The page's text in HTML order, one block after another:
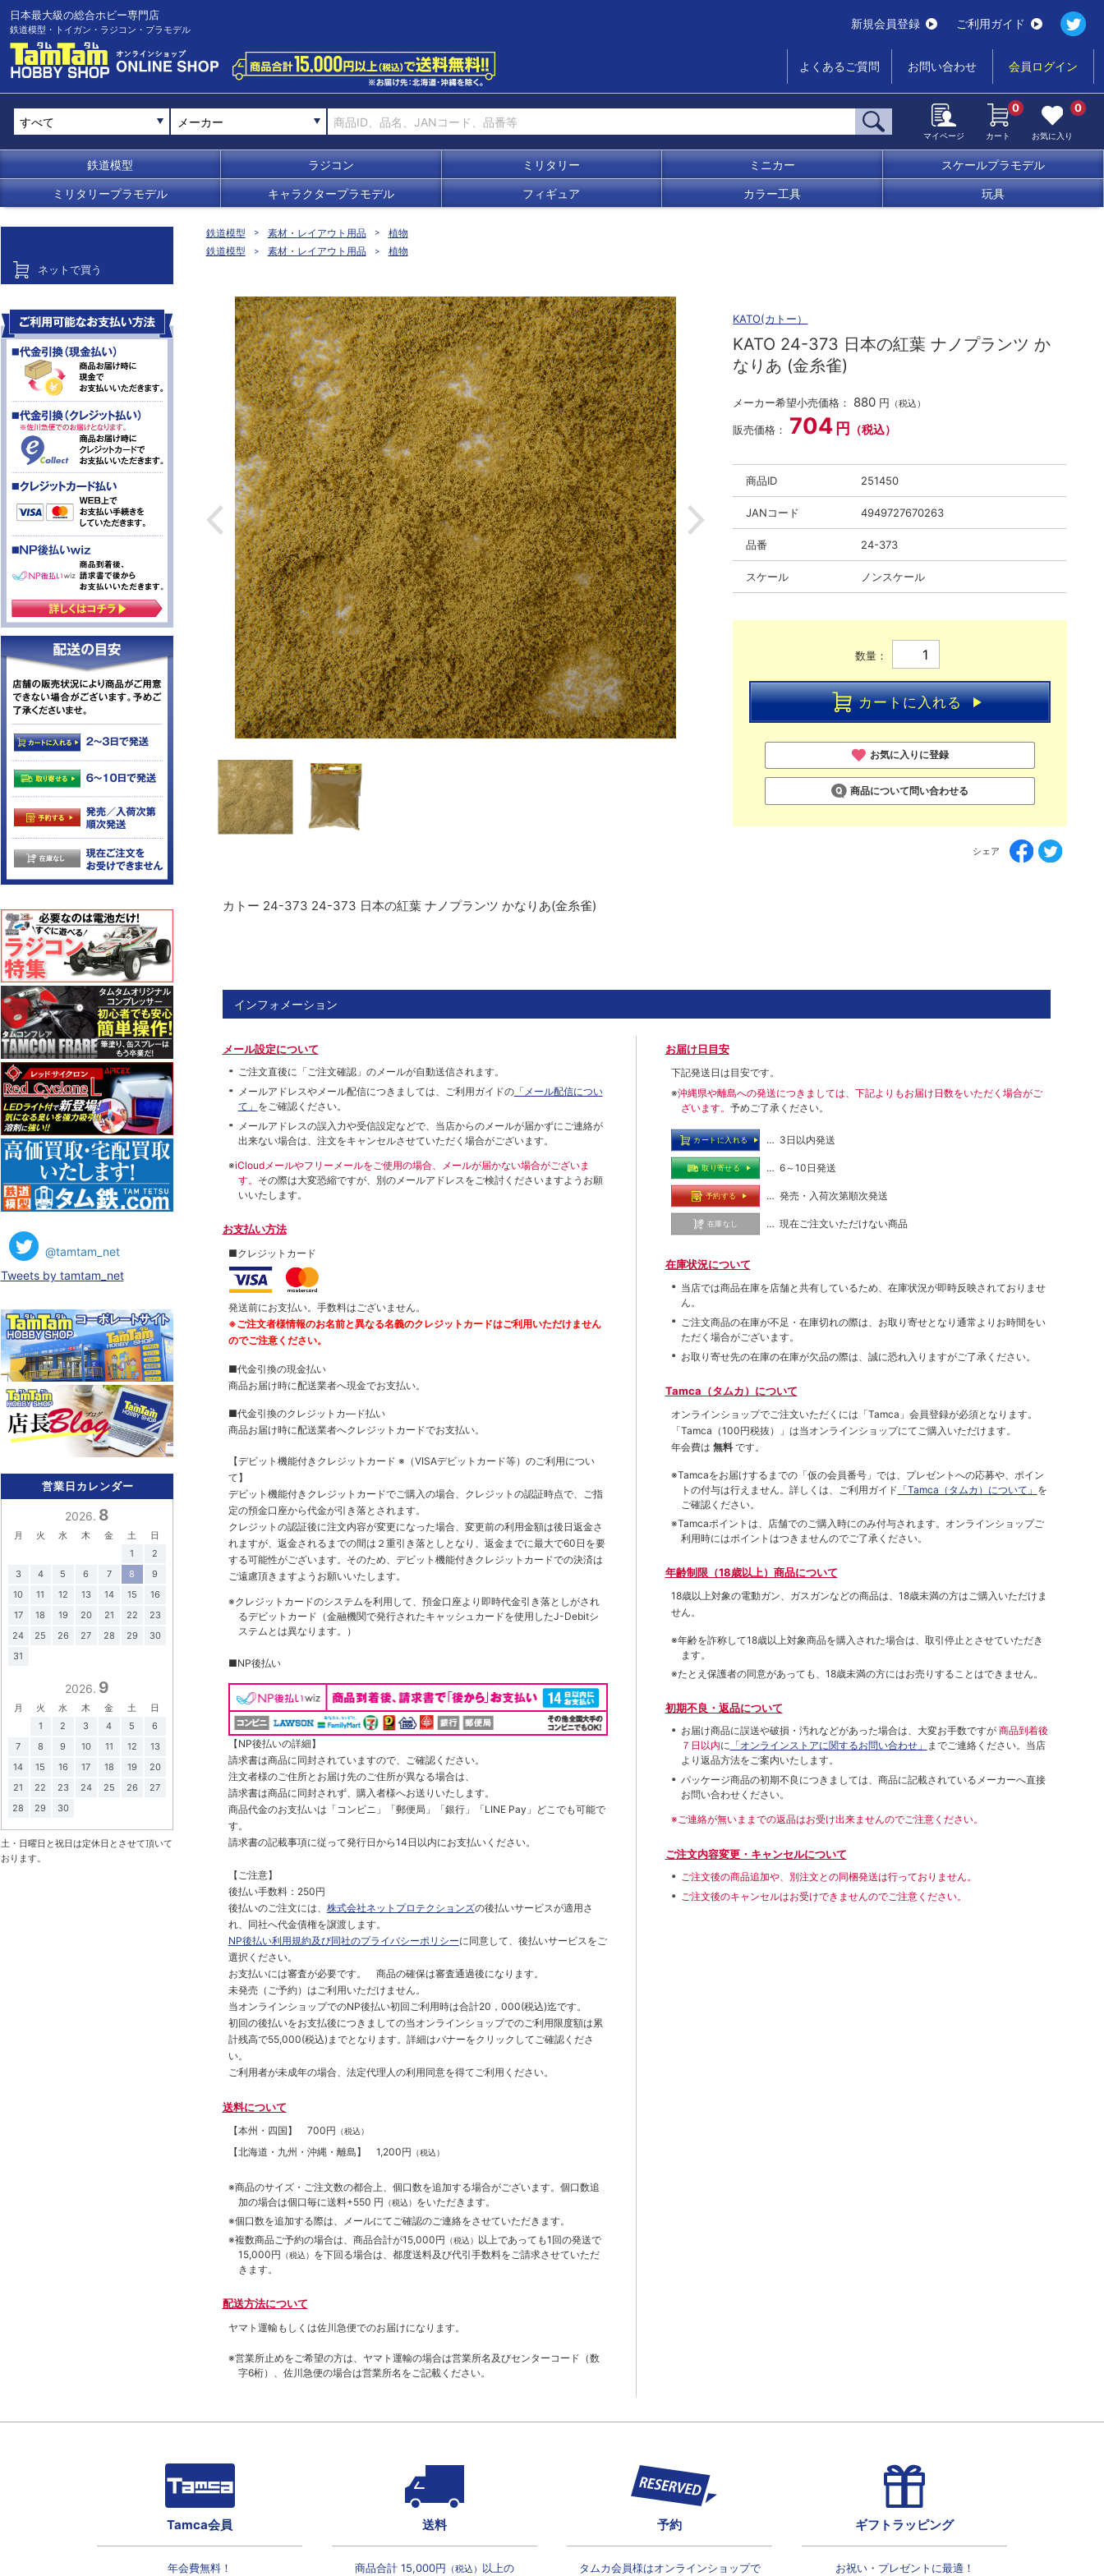
日本最大級の総合ホビー専門店
鉄道模型・トイガン・ラジコン・プラモデル 新規会員登録 ご利用ガイド
よくあるご質問 お問い合わせ 会員ログイン
メーカー
マイページ カート
0
お気に入り
0
鉄道模型 ラジコン ミリタリー ミニカー スケールプラモデル
ミリタリープラモデル キャラクタープラモデル フィギュア カラー工具 玩具
鉄道模型 素材・レイアウト用品
植物
鉄道模型
素材・レイアウト用品 植物
KATO(カトー）
KATO 24-373 日本の紅葉 ナノプランツ か
なりあ (金糸雀)
メーカー希望小売価格： 880 円 （税込）
販売価格： 704 円 （税込）
商品ID 251450
JANコード 4949727670263
品番 24-373
スケール ノンスケール
数量：
カートに入れる
お気に入りに登録
商品について問い合わせる
シェア
カトー 24-373 24-373 日本の紅葉 ナノプランツ かなりあ(金糸雀)
インフォメーション
メール設定について
ご注文直後に「ご注文確認」のメールが自動送信されます。
メールアドレスやメール配信につきましては、ご利用ガイドの「メール配信につい
て」 をご確認ください。
メールアドレスの誤入力や受信設定などで、当店からのメールが届かずにご連絡が
出来ない場合は、注文をキャンセルさせていただく場合がございます。
※iCloudメールやフリーメールをご使用の場合、メールが届かない場合がございま
す。 その際は大変恐縮ですが、別のメールアドレスをご検討くださいますようお願
いいたします。
お支払い方法
■クレジットカード
発送前にお支払い。手数料はございません。
※ご注文者様情報のお名前と異なる名義のクレジットカードはご利用いただけません
のでご注意ください。
■代金引換の現金払い
商品お届け時に配送業者へ現金でお支払い。
■代金引換のクレジットカ―ド払い
商品お届け時に配送業者へクレジットカードでお支払い。
【デビット機能付きクレジットカード ※（VISAデビットカード等） のご利用につい
て】
デビット機能付きクレジットカードでご購入の場合、クレジットの認証時点で、ご指
定の預金口座から代金が引き落とされます。
クレジットの認証後に注文内容が変更になった場合、変更前の利用金額は後日返金さ
れますが、返金されるまでの間は２重引き落としとなり、返金までに最大で60日を要
する可能性がございます。そのため、デビット機能付きクレジットカードでの決済は
ご遠慮頂きますようお願いいたします。
※クレジットカードのシステムを利用して、預金口座より即時代金引き落としがされ
るデビットカード（金融機関で発行されたキャッシュカードを使用したJ-Debitシ
ステムとは異なります。）
■NP後払い
【NP後払いの詳細】
請求書は商品に同封されていますので、ご確認ください。
注文者様のご住所とお届け先のご住所が異なる場合は、
請求書は商品に同封されず、購入者様へお送りいたします。
商品代金のお支払いは「コンビニ」「郵便局」「銀行」「LINE Pay」どこでも可能で
す。
請求書の記載事項に従って発行日から14日以内にお支払いください。
【ご注意】
後払い手数料：250円
後払いのご注文には、 株式会社ネットプロテクションズの後払いサービスが適用さ
れ、同社へ代金債権を譲渡します。
NP後払い利用規約及び同社のプライバシーポリシーに同意して、後払いサービスをご
選択ください。
お支払いには審査が必要です。 商品の確保は審査通過後になります。
未発売（ご予約）はご利用いただけません。
当オンラインショップでのNP後払い初回ご利用時は合計20，000(税込)迄です。
初回の後払いをお支払後につきましての当オンラインショップでのご利用限度額は累
計残高で55,000(税込)までとなります。詳細はバナーをクリックしてご確認くださ
い。
ご利用者が未成年の場合、法定代理人の利用同意を得てご利用ください。
送料について
【本州・四国】 700円 （税込）
【北海道・九州・沖縄・離島】 1,200円 （税込）
※商品のサイズ・ご注文数の都合上、個口数を追加する場合がございます。個口数追
加の場合は個口毎に送料+550 円 （税込） をいただきます。
※個口数を追加する際は、メールにてご確認のご連絡をさせていただきます。
※複数商品ご予約の場合は、商品合計が15,000円 （税込） 以上であっても1回の発送で
15,000円 （税込） を下回る場合は、都度送料及び代引手数料をご請求させていただ
きます。
配送方法について
ヤマト運輸もしくは佐川急便でのお届けになります。
※営業所止めをご希望の方は、ヤマト運輸の場合は営業所名及びセンターコード（数
字6桁）、佐川急便の場合は営業所名をご記載ください。
お届け日目安
下記発送日は目安です。
※沖縄県や離島への発送につきましては、下記よりもお届け日数をいただく場合がご
ざいます。 予めご了承ください。
カートに入れる … 3日以内発送
取り寄せる … 6～10日発送
予約する … 発売・入荷次第順次発送
在庫なし … 現在ご注文いただけない商品
在庫状況について
当店では商品在庫を店舗と共有しているため、在庫状況が即時反映されておりませ
ん。
ご注文商品の在庫が不足・在庫切れの際は、お取り寄せとなり通常よりお時間をい
ただく場合がございます。
お取り寄せ先の在庫の在庫が欠品の際は、誠に恐れ入りますがご了承ください。
Tamca（タムカ）について
オンラインショップでご注⽂いただくには「Tamca」会員登録が必須となります。
「Tamca （100円税抜）
」は当オンラインショップにてご購⼊いただけます。
年会費は 無料 です。
※Tamcaをお届けするまでの「仮の会員番号」では、プレゼントへの応募や、ポイン
トの付与は⾏えません。詳しくは、ご利⽤ガイド 「Tamca（タムカ）について」 を
ご確認ください。
※Tamcaポイントは、店舗でのご購⼊時にのみ付与されます。オンラインショップご
利用時にはポイントはつきませんのでご了承ください。
年齢制限（18歳以上）商品について
18歳以上対象の電動ガン、ガスガンなどの商品は、18歳未満の方はご購入いただけま
せん。
※年齢を詐称して18歳以上対象商品を購入された場合は、取引停止とさせていただき
ます。
※たとえ保護者の同意があっても、18歳未満の方にはお売りすることはできません。
初期不良・返品について
お届け商品に誤送や破損・汚れなどがあった場合は、大変お手数ですが 商品到着後
７日以内に 「オンラインストアに関するお問い合わせ」 までご連絡ください。当店
より返品方法をご案内いたします。
パッケージ商品の初期不良につきましては、商品に記載されているメーカーへ直接
お問い合わせください。
※ご連絡が無いままでの返品はお受け出来ませんのでご注意ください。
ご注文内容変更・キャンセルについて
ご注文後の商品追加や、別注文との同梱発送は行っておりません。
ご注文後のキャンセルはお受けできませんのでご注意ください。
ネットで買う
@tamtam_net
Tweets by tamtam_net
営業日カレンダー
2026. 8
月 火 水 木 金 土
日
1
2
3
4 5 6 7 8
9
10
11 12 13 14 15
16
17
18 19 20 21 22
23
24
25 26 27 28 29
30
31
2026. 9
月 火 水 木 金 土
日
1
2 3 4 5
6
7
8 9 10 11 12
13
14
15 16 17 18 19
20
21
22 23 24 25 26
27
28
29 30
土・日曜日と祝日は定休日とさせて頂いて
おります。
Tamca会員
年会費無料！
送料
商品合計 15,000円 （税込） 以上の
予約
タムカ会員様はオンラインショップで
ギフトラッピング
お祝い・プレゼントに最適！